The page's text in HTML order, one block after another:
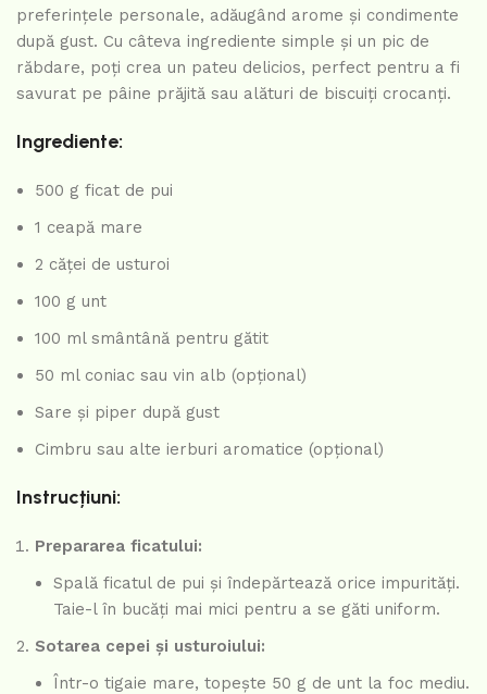
preferințele personale, adăugând arome și condimente
după gust. Cu câteva ingrediente simple și un pic de
răbdare, poți crea un pateu delicios, perfect pentru a fi
savurat pe pâine prăjită sau alături de biscuiți crocanți.
Ingrediente:
500 g ficat de pui
1 ceapă mare
2 căței de usturoi
100 g unt
100 ml smântână pentru gătit
50 ml coniac sau vin alb (opțional)
Sare și piper după gust
Cimbru sau alte ierburi aromatice (opțional)
Instrucțiuni:
Prepararea ficatului:
Spală ficatul de pui și îndepărtează orice impurități.
Taie-l în bucăți mai mici pentru a se găti uniform.
Sotarea cepei și usturoiului:
Într-o tigaie mare, topește 50 g de unt la foc mediu.